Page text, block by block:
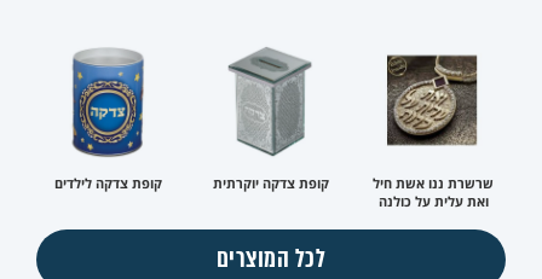
שרשרת ננו אשת חיל
ואת עלית על כולנה
קופת צדקה יוקרתית קופת צדקה לילדים
לכל המוצרים